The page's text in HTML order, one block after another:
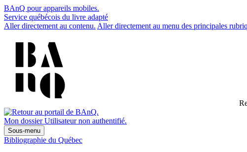
BAnQ pour appareils mobiles.
Service québécois du livre adapté
Aller directement au contenu. Aller directement au menu des principales
Mon dossier Utilisateur non authentifié.
Sous-menu
Bibliographie du Québec